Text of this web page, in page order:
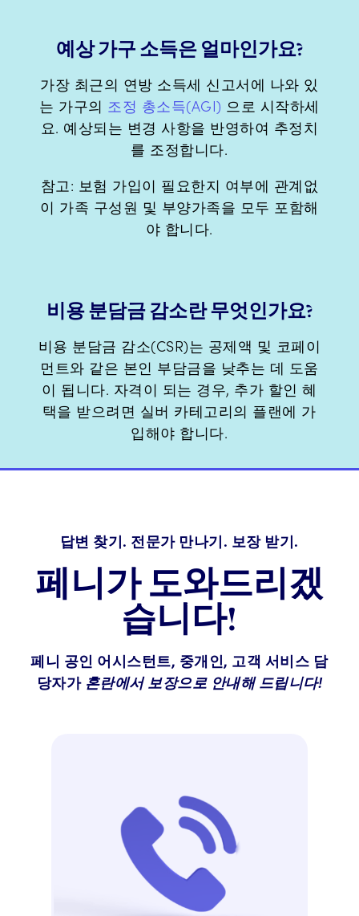
예상 가구 소득은 얼마인가요?
가장 최근의 연방 소득세 신고서에 나와 있
는 가구의 조정 총소득(AGI) 으로 시작하세
요. 예상되는 변경 사항을 반영하여 추정치
를 조정합니다.
참고: 보험 가입이 필요한지 여부에 관계없
이 가족 구성원 및 부양가족을 모두 포함해
야 합니다.
비용 분담금 감소란 무엇인가요?
비용 분담금 감소(CSR)는 공제액 및 코페이
먼트와 같은 본인 부담금을 낮추는 데 도움
이 됩니다. 자격이 되는 경우, 추가 할인 혜
택을 받으려면 실버 카테고리의 플랜에 가
입해야 합니다.
답변 찾기. 전문가 만나기. 보장 받기.
페니가 도와드리겠
습니다!
페니 공인 어시스턴트, 중개인, 고객 서비스 담
당자가 혼란에서 보장으로 안내해 드립니다!